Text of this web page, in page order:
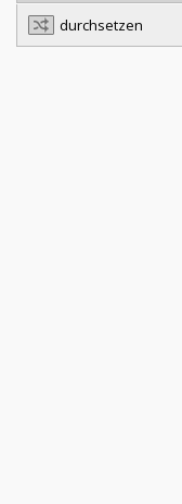
durchsetzen